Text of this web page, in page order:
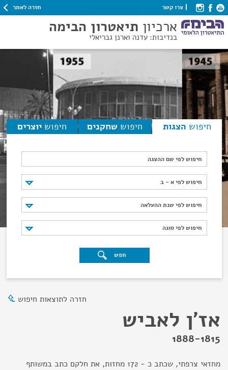
צרו קשר חזרה לאתר
ארכיון תיאטרון הבימה
בנדיבות: עדנה וארנן גבריאלי
חיפוש הצגות חיפוש שחקנים חיפוש יוצרים
חיפוש לפי שם ההצגה
חיפוש לפי א - ב
חיפוש לפי א - ב
חיפוש לפי שנת ההעלאה
חיפוש לפי שנת ההעלאה
חיפוש לפי סוגה
חיפוש לפי סוגה
חפש
חזרה לתוצאות חיפוש
אז'ן לאביש
1888-1815
מחזאי צרפתי, שכתב כ - 172 מחזות, את חלקם כתב במשותף